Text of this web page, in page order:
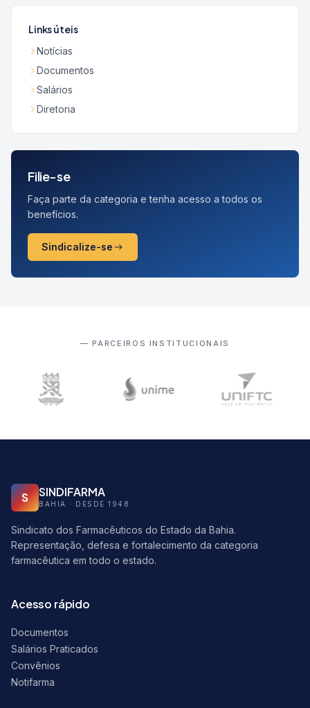
Links úteis
Notícias
Documentos
Salários
Diretoria
Filie-se
Faça parte da categoria e tenha acesso a todos os
benefícios.
Sindicalize-se
— PARCEIROS INSTITUCIONAIS
S SINDIFARMA
BAHIA · DESDE 1948
Sindicato dos Farmacêuticos do Estado da Bahia.
Representação, defesa e fortalecimento da categoria
farmacêutica em todo o estado.
Acesso rápido
Documentos
Salários Praticados
Convênios
Notifarma